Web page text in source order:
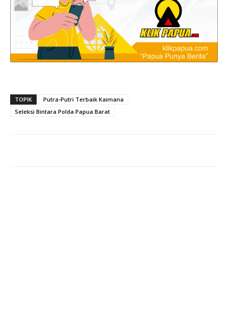
TOPIK
Putra-Putri Terbaik Kaimana
Seleksi Bintara Polda Papua Barat